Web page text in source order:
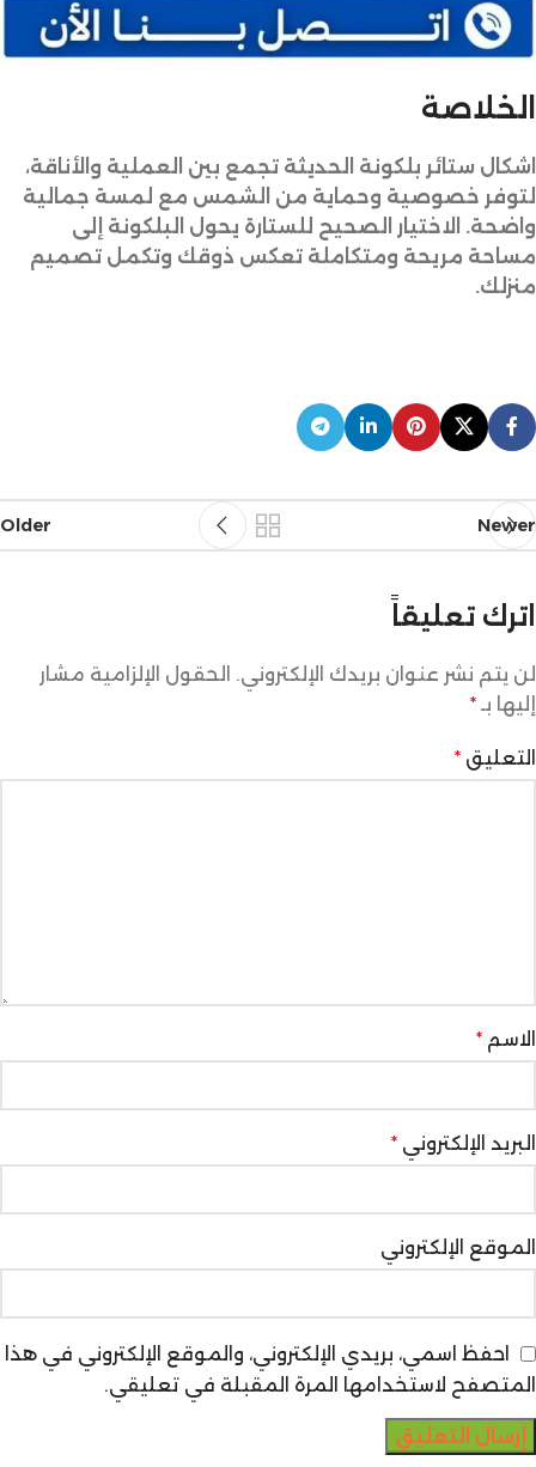
الخلاصة
اشكال ستائر بلكونة الحديثة تجمع بين العملية والأناقة،
لتوفر خصوصية وحماية من الشمس مع لمسة جمالية
واضحة. الاختيار الصحيح للستارة يحول البلكونة إلى
مساحة مريحة ومتكاملة تعكس ذوقك وتكمل تصميم
منزلك.
Newer
Older
اترك تعليقاً
لن يتم نشر عنوان بريدك الإلكتروني. الحقول الإلزامية مشار
إليها بـ *
التعليق *
الاسم *
البريد الإلكتروني *
الموقع الإلكتروني
احفظ اسمي، بريدي الإلكتروني، والموقع الإلكتروني في هذا
المتصفح لاستخدامها المرة المقبلة في تعليقي.